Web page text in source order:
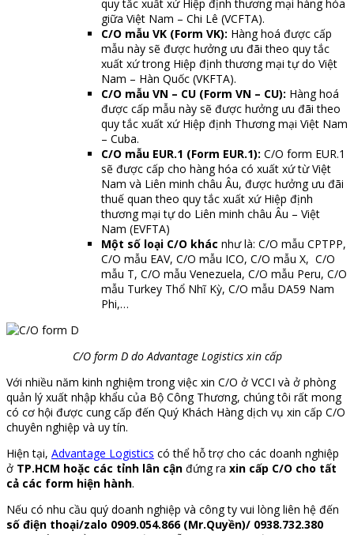
quy tắc xuất xứ Hiệp định thương mại hàng hóa
giữa Việt Nam – Chi Lê (VCFTA).
C/O mẫu VK (Form VK): Hàng hoá được cấp
mẫu này sẽ được hưởng ưu đãi theo quy tắc
xuất xứ trong Hiệp định thương mại tự do Việt
Nam – Hàn Quốc (VKFTA).
C/O mẫu VN – CU (Form VN – CU): Hàng hoá
được cấp mẫu này sẽ được hưởng ưu đãi theo
quy tắc xuất xứ Hiệp định Thương mại Việt Nam
– Cuba.
C/O mẫu EUR.1 (Form EUR.1): C/O form EUR.1
sẽ được cấp cho hàng hóa có xuất xứ từ Việt
Nam và Liên minh châu Âu, được hưởng ưu đãi
thuế quan theo quy tắc xuất xứ Hiệp định
thương mại tự do Liên minh châu Âu – Việt
Nam (EVFTA)
Một số loại C/O khác như là: C/O mẫu CPTPP,
C/O mẫu EAV, C/O mẫu ICO, C/O mẫu X, C/O
mẫu T, C/O mẫu Venezuela, C/O mẫu Peru, C/O
mẫu Turkey Thổ Nhĩ Kỳ, C/O mẫu DA59 Nam
Phi,…
C/O form D do Advantage Logistics xin cấp
Với nhiều năm kinh nghiệm trong việc xin C/O ở VCCI và ở phòng
quản lý xuất nhập khẩu của Bộ Công Thương, chúng tôi rất mong
có cơ hội được cung cấp đến Quý Khách Hàng dịch vụ xin cấp C/O
chuyên nghiệp và uy tín.
Hiện tại, Advantage Logistics có thể hỗ trợ cho các doanh nghiệp
ở TP.HCM hoặc các tỉnh lân cận đứng ra xin cấp C/O cho tất
cả các form hiện hành.
Nếu có nhu cầu quý doanh nghiệp và công ty vui lòng liên hệ đến
số điện thoại/zalo 0909.054.866 (Mr.Quyền)/ 0938.732.380